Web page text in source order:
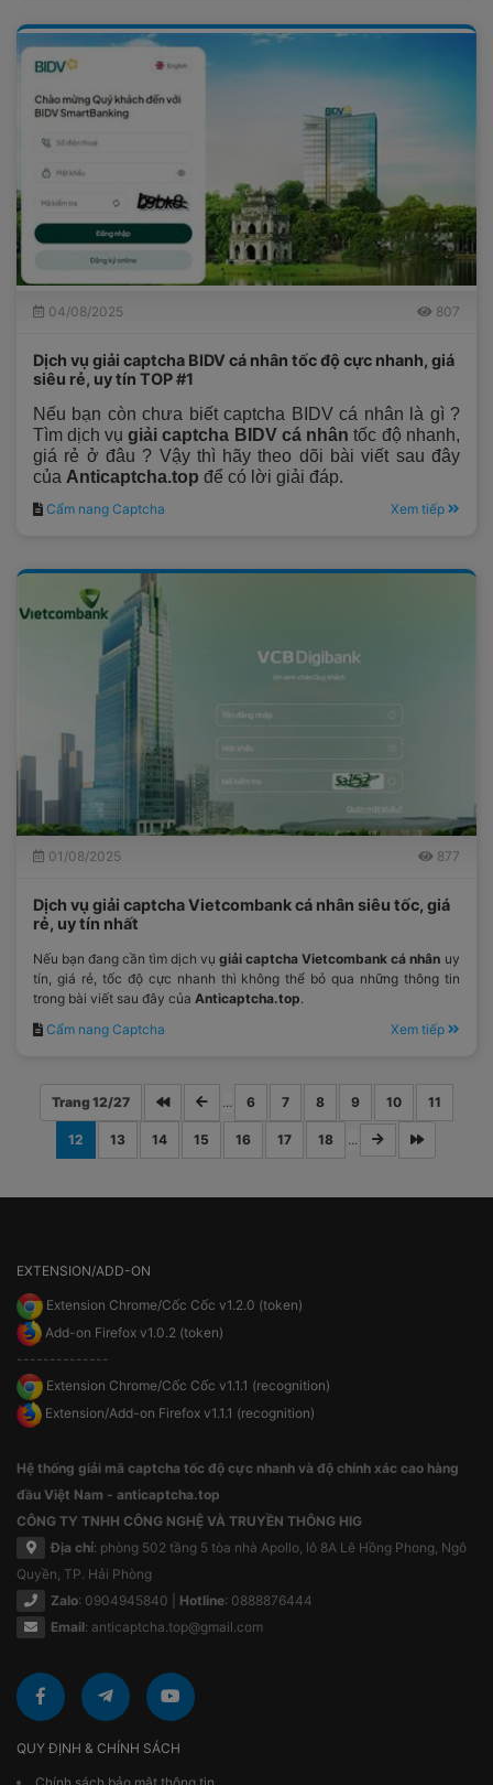
04/08/2025 807
Dịch vụ giải captcha BIDV cá nhân tốc độ cực nhanh, giá
siêu rẻ, uy tín TOP #1
Nếu bạn còn chưa biết captcha BIDV cá nhân là gì ?
Tìm dịch vụ giải captcha BIDV cá nhân tốc độ nhanh,
giá rẻ ở đâu ? Vậy thì hãy theo dõi bài viết sau đây
của Anticaptcha.top để có lời giải đáp.
Cẩm nang Captcha Xem tiếp
01/08/2025 877
Dịch vụ giải captcha Vietcombank cá nhân siêu tốc, giá
rẻ, uy tín nhất
Nếu bạn đang cần tìm dịch vụ giải captcha Vietcombank cá nhân uy
tín, giá rẻ, tốc độ cực nhanh thì không thể bỏ qua những thông tin
trong bài viết sau đây của Anticaptcha.top.
Cẩm nang Captcha
Xem tiếp
Trang 12/27 ... 6 7 8 9 10 11
12 13 14 15 16 17 18 ...
EXTENSION/ADD-ON
Extension Chrome/Cốc Cốc v1.2.0 (token)
Add-on Firefox v1.0.2 (token)
--------------
Extension Chrome/Cốc Cốc v1.1.1 (recognition)
Extension/Add-on Firefox v1.1.1 (recognition)
Hệ thống giải mã captcha tốc độ cực nhanh và độ chính xác cao hàng
đầu Việt Nam - anticaptcha.top
CÔNG TY TNHH CÔNG NGHỆ VÀ TRUYỀN THÔNG HIG
Địa chỉ: phòng 502 tầng 5 tòa nhà Apollo, lô 8A Lê Hồng Phong, Ngô
Quyền, TP. Hải Phòng
Zalo: 0904945840 | Hotline: 0888876444
Email: anticaptcha.top@gmail.com
QUY ĐỊNH & CHÍNH SÁCH